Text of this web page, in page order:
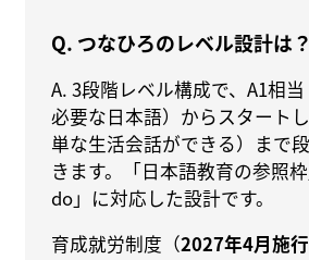
Q. つなひろのレベル設計は？
A. 3段階レベル構成で、A1相
必要な日本語）からスタート
単な生活会話ができる）まで
きます。「日本語教育の参照
do」に対応した設計です。
育成就労制度（2027年4月施